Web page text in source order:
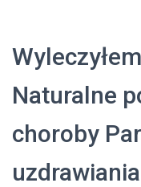
Naturalne
choroby